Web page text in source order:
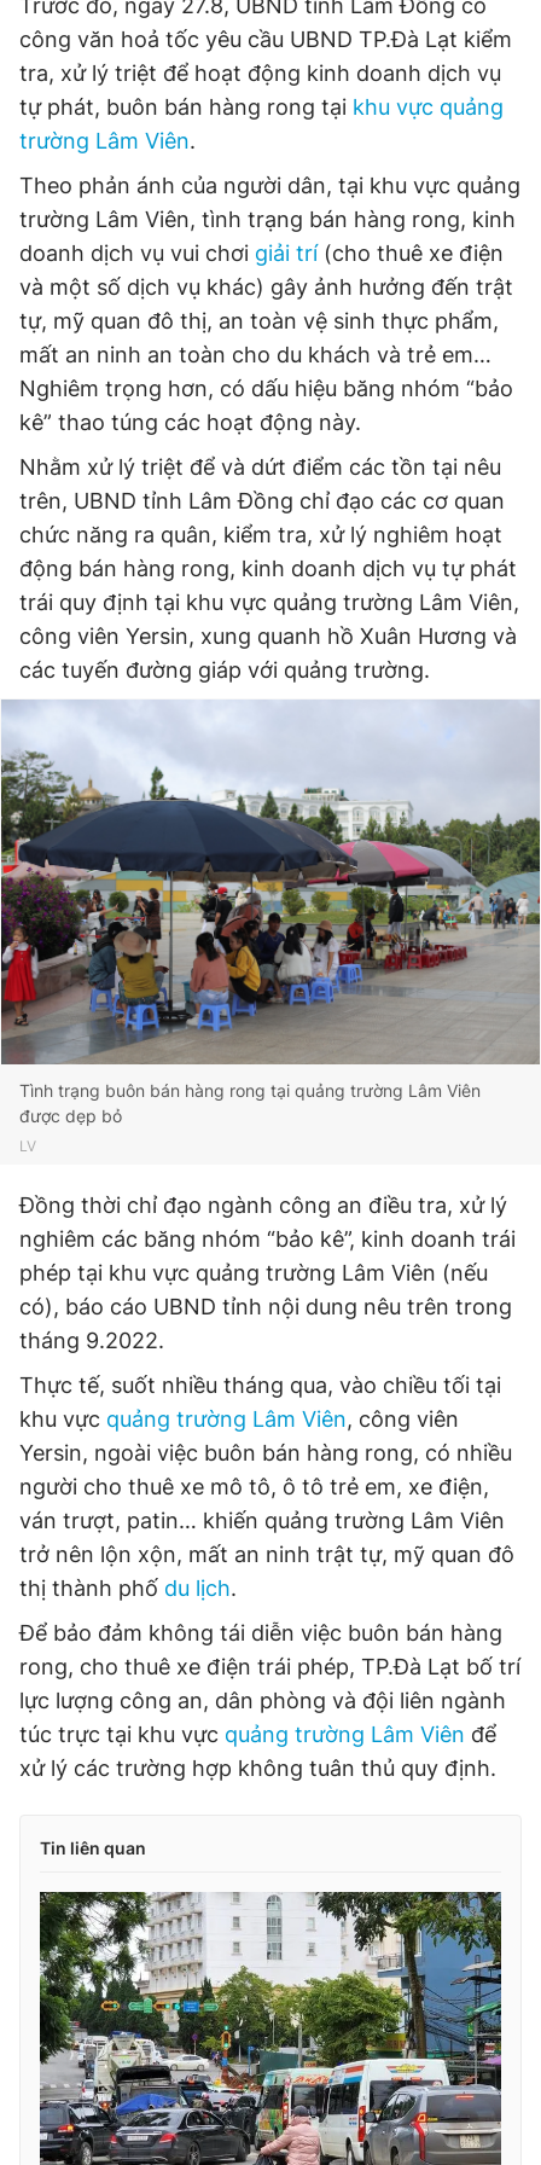
Giấy phép xuất bản số 110/GP - BTTTT cấp ngày 24.3.2020
© 2003-2026 Bản quyền thuộc về Báo Thanh Niên. Cấm sao
chép dưới mọi hình thức nếu không có sự chấp thuận bằng văn
bản. Phát triển bởi ePi Technologies, JSC.
Trước đó, ngày 27.8, UBND tỉnh Lâm Đồng có
công văn hoả tốc yêu cầu UBND TP.Đà Lạt kiểm
tra, xử lý triệt để hoạt động kinh doanh dịch vụ
tự phát, buôn bán hàng rong tại khu vực quảng
trường Lâm Viên.
Theo phản ánh của người dân, tại khu vực quảng
trường Lâm Viên, tình trạng bán hàng rong, kinh
doanh dịch vụ vui chơi giải trí(cho thuê xe điện
và một số dịch vụ khác) gây ảnh hưởng đến trật
tự, mỹ quan đô thị, an toàn vệ sinh thực phẩm,
mất an ninh an toàn cho du khách và trẻ em…
Nghiêm trọng hơn, có dấu hiệu băng nhóm “bảo
kê” thao túng các hoạt động này.
Nhằm xử lý triệt để và dứt điểm các tồn tại nêu
trên, UBND tỉnh Lâm Đồng chỉ đạo các cơ quan
chức năng ra quân, kiểm tra, xử lý nghiêm hoạt
động bán hàng rong, kinh doanh dịch vụ tự phát
trái quy định tại khu vực quảng trường Lâm Viên,
công viên Yersin, xung quanh hồ Xuân Hương và
các tuyến đường giáp với quảng trường.
Tình trạng buôn bán hàng rong tại quảng trường Lâm Viên
được dẹp bỏ
LV
Đồng thời chỉ đạo ngành công an điều tra, xử lý
nghiêm các băng nhóm “bảo kê”, kinh doanh trái
phép tại khu vực quảng trường Lâm Viên (nếu
có), báo cáo UBND tỉnh nội dung nêu trên trong
tháng 9.2022.
Thực tế, suốt nhiều tháng qua, vào chiều tối tại
khu vực quảng trường Lâm Viên, công viên
Yersin, ngoài việc buôn bán hàng rong, có nhiều
người cho thuê xe mô tô, ô tô trẻ em, xe điện,
ván trượt, patin… khiến quảng trường Lâm Viên
trở nên lộn xộn, mất an ninh trật tự, mỹ quan đô
thị thành phố du lịch.
Để bảo đảm không tái diễn việc buôn bán hàng
rong, cho thuê xe điện trái phép, TP.Đà Lạt bố trí
lực lượng công an, dân phòng và đội liên ngành
túc trực tại khu vực quảng trường Lâm Viên để
xử lý các trường hợp không tuân thủ quy định.
Tin liên quan